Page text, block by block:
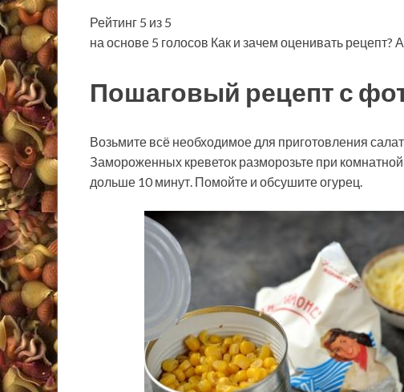
Рейтинг 5 из 5
на основе 5 голосов Как и зачем оценивать рецепт?
Пошаговый рецепт с
Возьмите всё необходимое для приготовления
Замороженных креветок разморозьте при
дольше 10 минут. Помойте и обсушите огурец.